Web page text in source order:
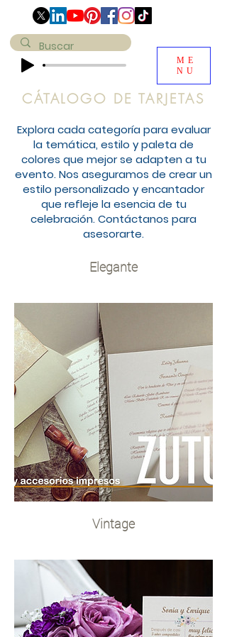
ME
NU
CÁTALOGO DE TARJETAS
Explora cada categoría para evaluar
la temática, estilo y paleta de
colores que mejor se adapten a tu
evento. Nos aseguramos de crear un
estilo personalizado y encantador
que refleje la esencia de tu
celebración. Contáctanos para
asesorarte.
Elegante
Vintage